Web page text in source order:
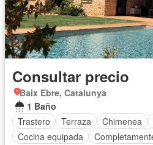
Consultar precio
Baix Ebre, Catalunya
1 Baño
Trastero
Terraza Chimenea
Cocina equipada